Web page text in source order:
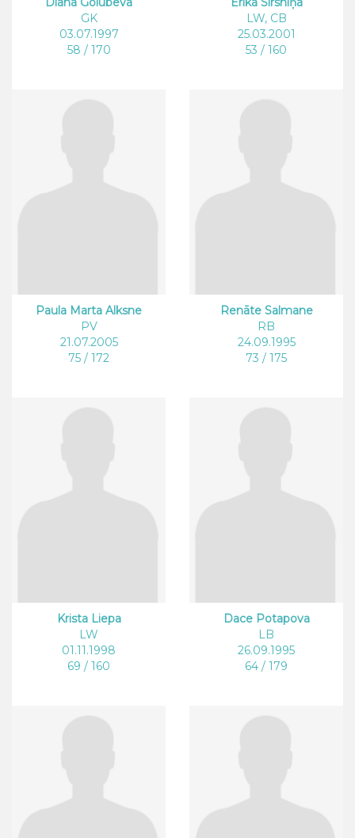
GK
03.07.1997
58 / 170
LW, CB
25.03.2001
53 / 160
Paula Marta Alksne
PV
21.07.2005
75 / 172
Renāte Salmane
RB
24.09.1995
73 / 175
Krista Liepa
LW
01.11.1998
69 / 160
Dace Potapova
LB
26.09.1995
64 / 179